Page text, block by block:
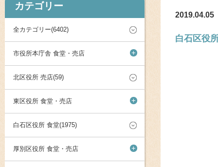
カテゴリー
全カテゴリー(6402)
市役所本庁舎 食堂・売店 +
北区役所 売店(59)
東区役所 食堂・売店 +
白石区役所 食堂(1975)
厚別区役所 食堂・売店 +
2019.04.05
白石区役